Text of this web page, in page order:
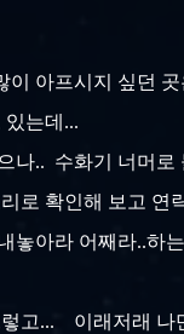
아프시지 싶던
있는데...
나.. 수화기 너머
리로 확인해 보고
놓아라 어째라..
렇고... 이래저래